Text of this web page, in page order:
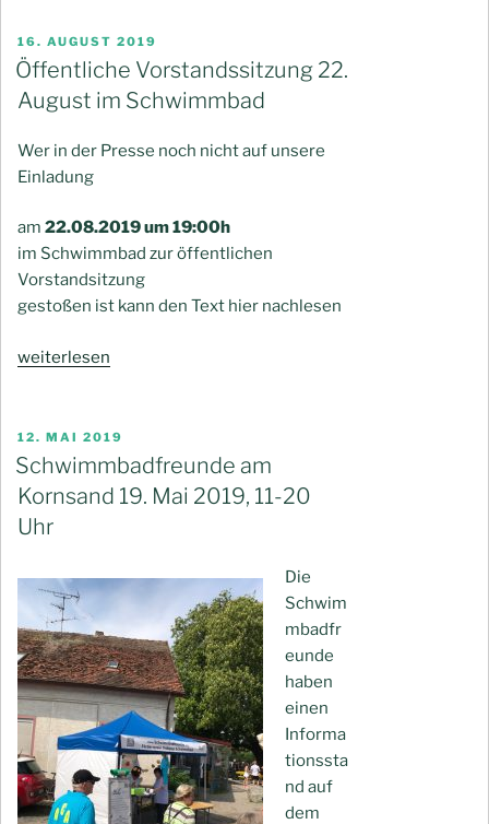
VERÖFFENTLICHT
AM
16. AUGUST 2019
Öffentliche Vorstandssitzung 22.
August im Schwimmbad
Wer in der Presse noch nicht auf unsere
Einladung
am 22.08.2019 um 19:00h
im Schwimmbad zur öffentlichen
Vorstandsitzung
gestoßen ist kann den Text hier nachlesen
„Öffentliche
August
im
Schwimmbad“
weiterlesen
VERÖFFENTLICHT
AM
12. MAI 2019
Schwimmbadfreunde am
Kornsand 19. Mai 2019, 11-20
Uhr
Die
Schwim
mbadfr
eunde
haben
einen
Informa
tionssta
nd auf
dem